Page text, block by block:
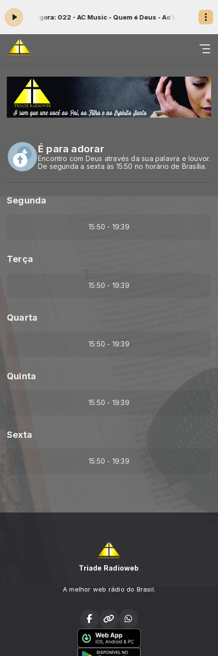
agora: 022 - AC Music - Quem é Deus - Ao Vivo
É para adorar
Encontro com Deus através da sua palavra e louvor.
De segunda a sexta às 15:50 no horário de Brasília.
Segunda
15:50 - 19:39
Terça
15:50 - 19:39
Quarta
15:50 - 19:39
Quinta
15:50 - 19:39
Sexta
15:50 - 19:39
Triade Radioweb
A melhor web rádio do Brasil.